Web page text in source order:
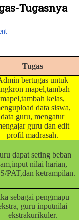
Tugasnya
Tugas
bertugas untuk
mapel,tambah
mapel,tambah kelas,
data siswa,
data guru, mengatur
guru dan edit
profil madrasah.
dapat seting beban
nilai harian,
PAT,dan ketrampilan.
sebagai pengmapu
guru inputnilai
ekstrakurikuler.